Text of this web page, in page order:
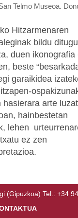
Telmo Museoa.
Hitzarmenaren
bildu
duen ikonografia
beste
garaikidea
arte
hainbestetan
lehen
ez zen
(Gipuzkoa) Tel.: +34